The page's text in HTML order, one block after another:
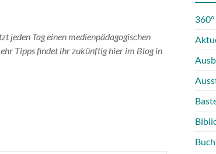
jeden Tag einen medienpädagogischen
Tipps findet ihr zukünftig hier im Blog in